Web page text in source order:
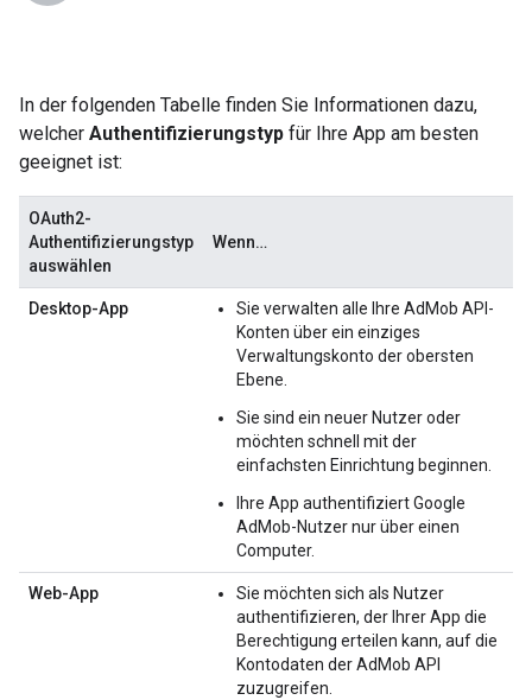
In der folgenden Tabelle finden Sie Informationen dazu,
welcher Authentifizierungstyp für Ihre App am besten
geeignet ist:
OAuth2-
Authentifizierungstyp
auswählen
Wenn…
Desktop-App
Sie verwalten alle Ihre AdMob API-
Konten über ein einziges
Verwaltungskonto der obersten
Ebene.
Sie sind ein neuer Nutzer oder
möchten schnell mit der
einfachsten Einrichtung beginnen.
Ihre App authentifiziert Google
AdMob-Nutzer nur über einen
Computer.
Web-App
Sie möchten sich als Nutzer
authentifizieren, der Ihrer App die
Berechtigung erteilen kann, auf die
Kontodaten der AdMob API
zuzugreifen.